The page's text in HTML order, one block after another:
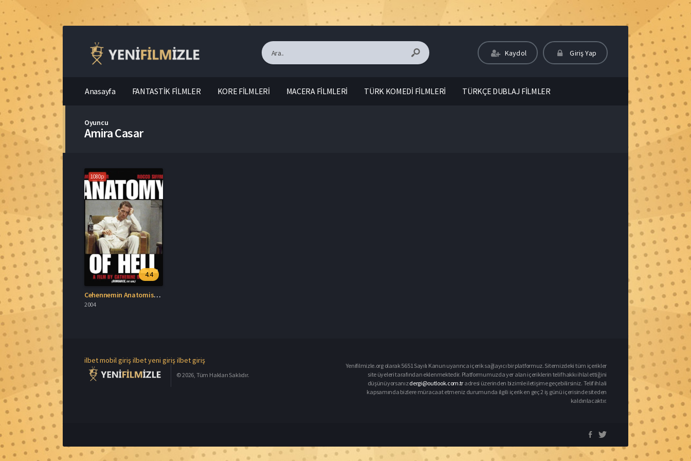
Kaydol Giriş Yap
Anasayfa FANTASTİK FİLMLER KORE FİLMLERİ MACERA FİLMLERİ TÜRK KOMEDİ FİLMLERİ TÜRKÇE DUBLAJ FİLMLER
Oyuncu
Amira Casar
1080p
4.4
Cehennemin Anatomisi Türkçe Dublaj İzle
2004
ilbet mobil girişilbet yeni girişilbet giriş
© 2026, Tüm Hakları Saklıdır.
Yenifilmizle.org olarak 5651 Sayılı Kanun uyarınca içerik sağlayıcı bir platformuz. Sitemizdeki tüm içerikler
site üyeleri tarafından eklenmektedir. Platformumuzda yer alan içeriklerin telif hakkı ihlal ettiğini
düşünüyorsanızdergi@outlook.com.tr adresi üzerinden bizimle iletişime geçebilirsiniz. Telif ihlali
kapsamında bizlere müracaat etmeniz durumunda ilgili içerik en geç 2 iş günü içerisinde siteden
kaldırılacaktır.